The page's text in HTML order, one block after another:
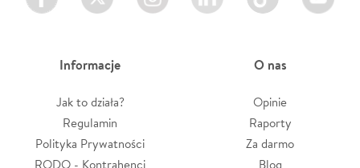
Informacje
Jak to działa?
Regulamin
Polityka Prywatności
RODO - Kontrahenci
O nas
Opinie
Raporty
Za darmo
Blog